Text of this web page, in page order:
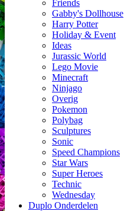
Friends
Gabby's Dollhouse
Harry Potter
Holiday & Event
Ideas
Jurassic World
Lego Movie
Minecraft
Ninjago
Overig
Pokemon
Polybag
Sculptures
Sonic
Speed Champions
Star Wars
Super Heroes
Technic
Wednesday
Duplo Onderdelen